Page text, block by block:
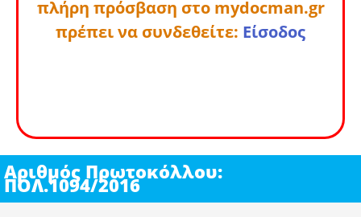
πλήρη πρόσβαση στο mydocman.gr
πρέπει να συνδεθείτε: Είσοδος
Αριθμός Πρωτοκόλλου:
ΠΟΛ.1094/2016